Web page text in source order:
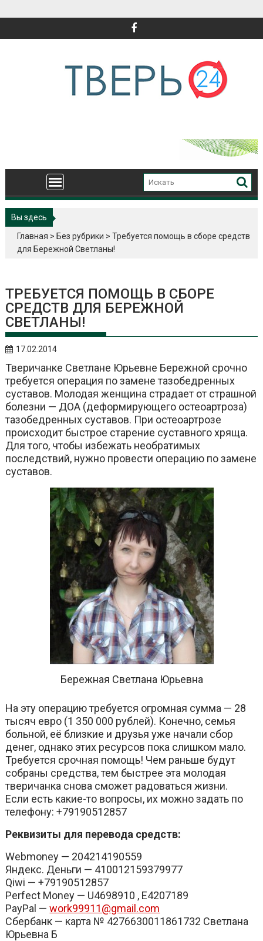
Вы здесь
Главная > Без рубрики >Требуется помощь в сборе средств
для Бережной Светланы!
ТРЕБУЕТСЯ ПОМОЩЬ В СБОРЕ
СРЕДСТВ ДЛЯ БЕРЕЖНОЙ
СВЕТЛАНЫ!
17.02.2014
Тверичанке Светлане Юрьевне Бережной срочно
требуется операция по замене тазобедренных
суставов. Молодая женщина страдает от страшной
болезни — ДОА (деформирующего остеоартроза)
тазобедренных суставов. При остеоартрозе
происходит быстрое старение суставного хряща.
Для того, чтобы избежать необратимых
последствий, нужно провести операцию по замене
суставов.
Бережная Светлана Юрьевна
На эту операцию требуется огромная сумма — 28
тысяч евро (1 350 000 рублей). Конечно, семья
больной, её близкие и друзья уже начали сбор
денег, однако этих ресурсов пока слишком мало.
Требуется срочная помощь! Чем раньше будут
собраны средства, тем быстрее эта молодая
тверичанка снова сможет радоваться жизни.
Если есть какие-то вопросы, их можно задать по
телефону: +79190512857
Реквизиты для перевода средств:
Webmoney — 204214190559
Яндекс. Деньги — 410012159379977
Qiwi — +79190512857
Perfect Money — U4698910 , E4207189
PayPal —work99911@gmail.com
Сбербанк — карта № 4276630011861732 Светлана
Юрьевна Б